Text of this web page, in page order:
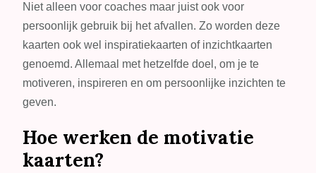
Niet alleen voor coaches maar juist ook voor
persoonlijk gebruik bij het afvallen. Zo worden deze
kaarten ook wel inspiratiekaarten of inzichtkaarten
genoemd. Allemaal met hetzelfde doel, om je te
motiveren, inspireren en om persoonlijke inzichten te
geven.
Hoe werken de motivatie
kaarten?